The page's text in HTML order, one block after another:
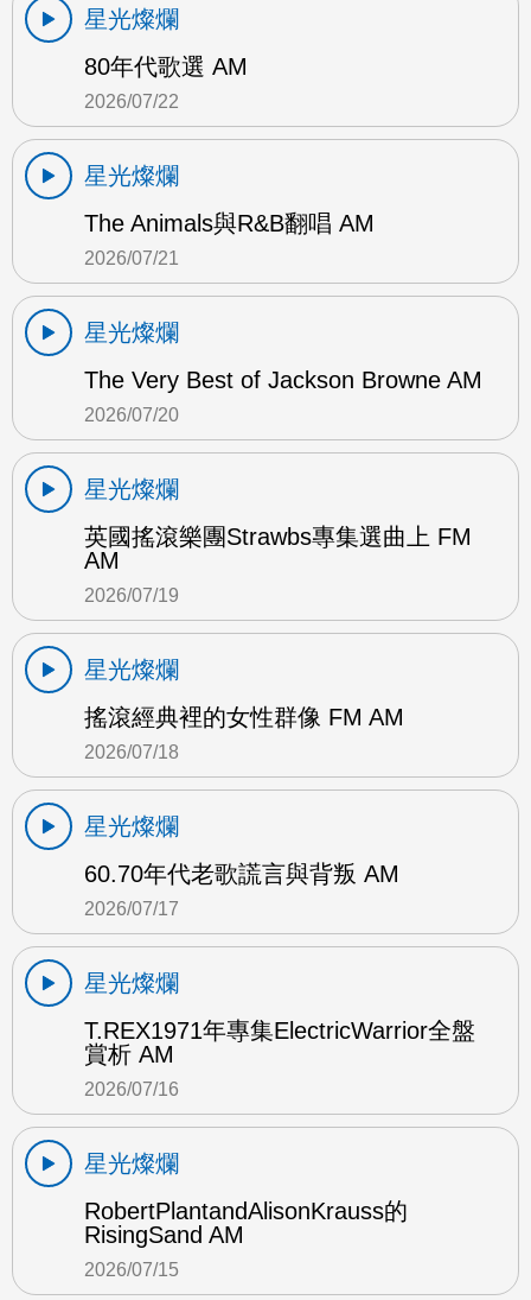
星光燦爛
80年代歌選 AM
2026/07/22
星光燦爛
The Animals與R&B翻唱 AM
2026/07/21
星光燦爛
The Very Best of Jackson Browne AM
2026/07/20
星光燦爛
英國搖滾樂團Strawbs專集選曲上 FM
AM
2026/07/19
星光燦爛
搖滾經典裡的女性群像 FM AM
2026/07/18
星光燦爛
60.70年代老歌謊言與背叛 AM
2026/07/17
星光燦爛
T.REX1971年專集ElectricWarrior全盤
賞析 AM
2026/07/16
星光燦爛
RobertPlantandAlisonKrauss的
RisingSand AM
2026/07/15